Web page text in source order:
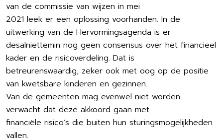
van de commissie van wijzen in mei
2021 leek er een oplossing voorhanden. In de
uitwerking van de Hervormingsagenda is er
desalniettemin nog geen consensus over het financieel
kader en de risicoverdeling. Dat is
betreurenswaardig, zeker ook met oog op de positie
van kwetsbare kinderen en gezinnen.
Van de gemeenten mag evenwel niet worden
verwacht dat deze akkoord gaan met
financiële risico’s die buiten hun sturingsmogelijkheden
vallen.